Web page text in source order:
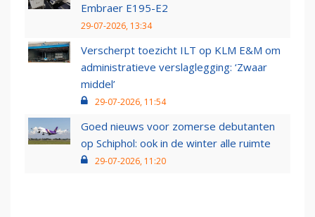
Embraer E195-E2
29-07-2026, 13:34
Verscherpt toezicht ILT op KLM E&M om
administratieve verslaglegging: ‘Zwaar
middel’
29-07-2026, 11:54
Goed nieuws voor zomerse debutanten
op Schiphol: ook in de winter alle ruimte
29-07-2026, 11:20